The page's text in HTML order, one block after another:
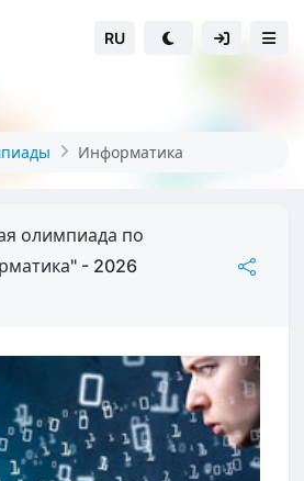
RU
Информатика
олимпиада по
- 2026